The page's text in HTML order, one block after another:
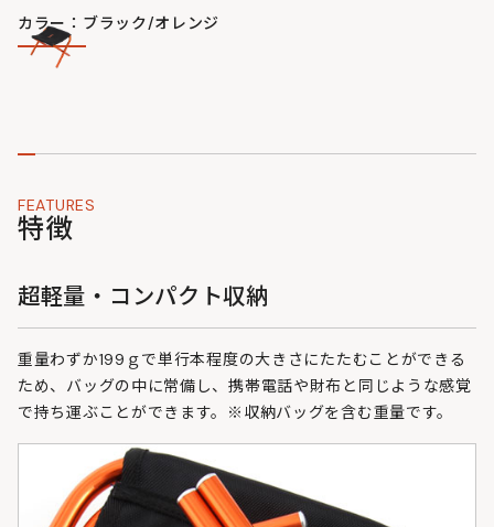
カラー：ブラック/オレンジ
FEATURES
特徴
超軽量・コンパクト収納
重量わずか199ｇで単行本程度の大きさにたたむことができる
ため、バッグの中に常備し、携帯電話や財布と同じような感覚
で持ち運ぶことができます。※収納バッグを含む重量です。